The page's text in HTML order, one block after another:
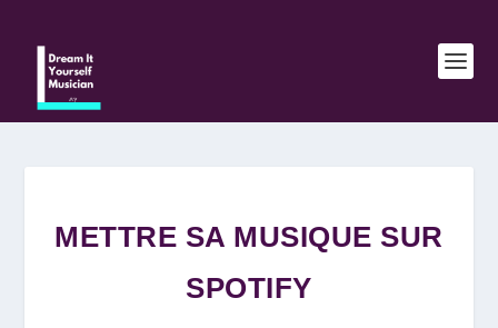
METTRE SA MUSIQUE SUR
SPOTIFY